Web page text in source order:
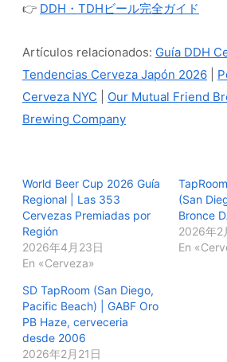
👉 DDH・TDHビール完全ガイド
Artículos relacionados: Guía DDH
Tendencias Cerveza Japón 2026
Cerveza NYC
Our Mutual Friend
Brewing Company
World Beer Cup 2026 Guía
Regional | Las 353
Cervezas Premiadas por
Región
2026年4月23日
En «Cerveza»
(San
Bronce
2026年2
En
SD TapRoom (San Diego,
Pacific Beach) | GABF Oro
PB Haze, cerveceria
desde 2006
2026年2月21日